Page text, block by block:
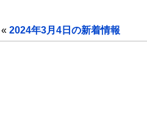
« 2024年3月4日の新着情報